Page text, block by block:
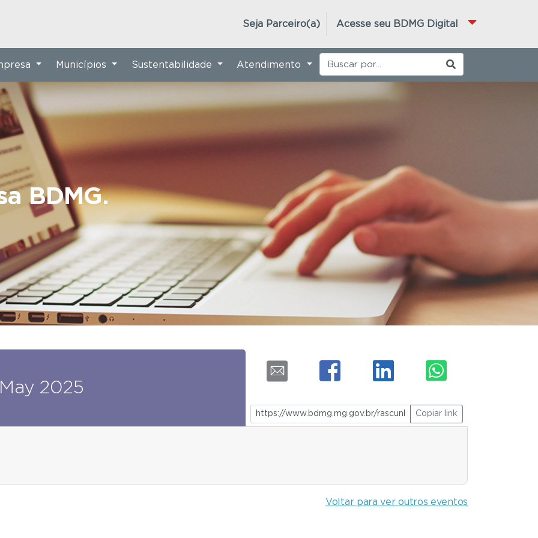
Acesse seu BDMG Digital
Seja Parceiro(a)
BDMG.
Municípios Sustentabilidade Atendimento
2025
Copiar link
Voltar para ver outros eventos